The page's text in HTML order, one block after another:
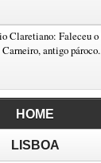
Claretiano: Faleceu o
antigo
HOME
LISBOA